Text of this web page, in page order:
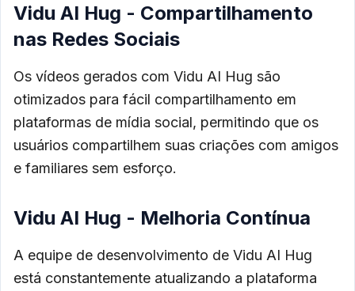
Vidu AI Hug - Compartilhamento
nas Redes Sociais
Os vídeos gerados com Vidu AI Hug são
otimizados para fácil compartilhamento em
plataformas de mídia social, permitindo que os
usuários compartilhem suas criações com amigos
e familiares sem esforço.
Vidu AI Hug - Melhoria Contínua
A equipe de desenvolvimento de Vidu AI Hug
está constantemente atualizando a plataforma